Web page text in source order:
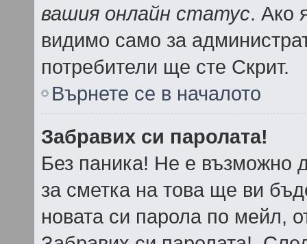
вашия онлайн статус. Ако
видимо само за
потребители ще сте Скрит.
Върнете се в началото
Забравих си паролата!
Без паника! Не е възможно
за сметка на това ще ви
новата си парола по мейл,